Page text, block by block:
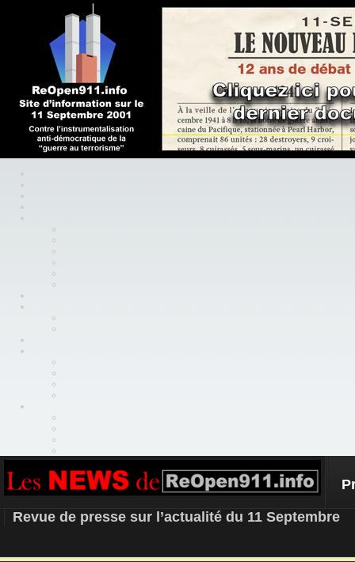
REOPEN911 – NEWS
Revue de presse sur l’actualité du 11 Septembre